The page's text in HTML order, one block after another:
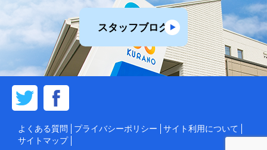
スタッフブログ
よくある質問 プライバシーポリシー
サイト利用について
サイトマップ